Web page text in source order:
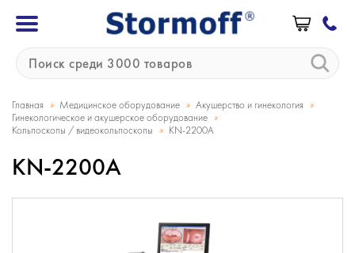
Главная » Медицинское оборудование » Акушерство и гинекология »
Гинекологическое и акушерское оборудование »
Кольпоскопы / видеокольпоскопы » KN-2200A
KN-2200A